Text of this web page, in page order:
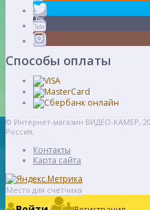
Способы оплаты
© Интернет-магазин ВИДЕО-КАМЕР,
Россия,
Контакты
Карта сайта
Место для счетчика